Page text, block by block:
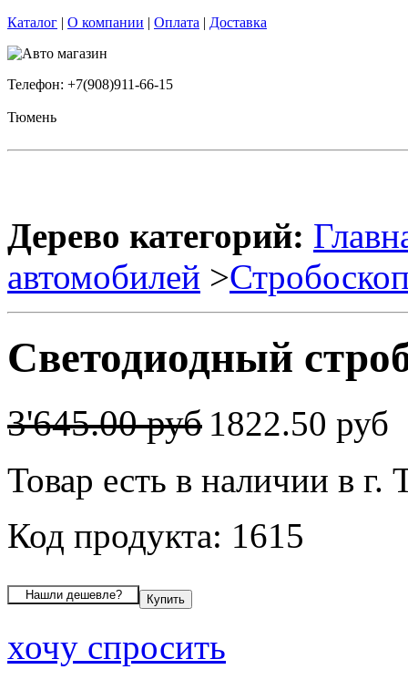
Каталог | О компании | Оплата | Доставка
Телефон: +7(908)911-66-15
Тюмень
Дерево категорий:
автомобилей >
Светодиодный
3'645.00 руб 1822.50 руб
Товар есть в наличии в г.
Код продукта: 1615
хочу спросить